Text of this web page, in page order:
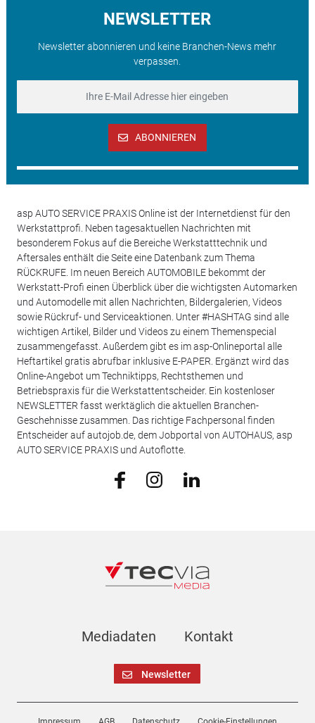
NEWSLETTER
Newsletter abonnieren und keine Branchen-News mehr
verpassen.
ABONNIEREN
asp AUTO SERVICE PRAXIS Online ist der Internetdienst für den
Werkstattprofi. Neben tagesaktuellen Nachrichten mit
besonderem Fokus auf die Bereiche Werkstatttechnik und
Aftersales enthält die Seite eine Datenbank zum Thema
RÜCKRUFE. Im neuen Bereich AUTOMOBILE bekommt der
Werkstatt-Profi einen Überblick über die wichtigsten Automarken
und Automodelle mit allen Nachrichten, Bildergalerien, Videos
sowie Rückruf- und Serviceaktionen. Unter #HASHTAG sind alle
wichtigen Artikel, Bilder und Videos zu einem Themenspecial
zusammengefasst. Außerdem gibt es im asp-Onlineportal alle
Heftartikel gratis abrufbar inklusive E-PAPER. Ergänzt wird das
Online-Angebot um Techniktipps, Rechtsthemen und
Betriebspraxis für die Werkstattentscheider. Ein kostenloser
NEWSLETTER fasst werktäglich die aktuellen Branchen-
Geschehnisse zusammen. Das richtige Fachpersonal finden
Entscheider auf autojob.de, dem Jobportal von AUTOHAUS, asp
AUTO SERVICE PRAXIS und Autoflotte.
Mediadaten Kontakt
Newsletter